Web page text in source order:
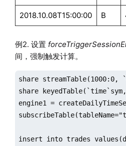
2018.10.08T15:00:00 B
例2. 设置
间，强制触发计算。
share streamTable(1000:0,
share
engine1 =
insert into trades